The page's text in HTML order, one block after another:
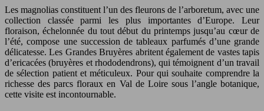
Les magnolias constituent l’un des fleurons de l’arboretum, avec une
collection classée parmi les plus importantes d’Europe. Leur
floraison, échelonnée du tout début du printemps jusqu’au cœur de
l’été, compose une succession de tableaux parfumés d’une grande
délicatesse. Les Grandes Bruyères abritent également de vastes tapis
d’ericacées (bruyères et rhododendrons), qui témoignent d’un travail
de sélection patient et méticuleux. Pour qui souhaite comprendre la
richesse des parcs floraux en Val de Loire sous l’angle botanique,
cette visite est incontournable.